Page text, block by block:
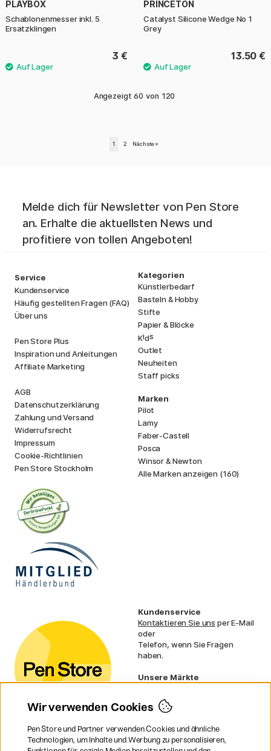
PLAYBOX
Schablonenmesser inkl. 5
Ersatzklingen
3 €
PRINCETON
Catalyst Silicone Wedge No 1
Grey
13.50 €
Angezeigt 60 von 120
1 2 Nächste »
Melde dich für Newsletter von Pen Store
an. Erhalte die aktuellsten News und
profitiere von tollen Angeboten!
Service
Kundenservice
Häufig gestellten Fragen (FAQ)
Über uns
Pen Store Plus
Inspiration und Anleitungen
Affiliate Marketing
AGB
Datenschutzerklärung
Zahlung und Versand
Widerrufsrecht
Impressum
Cookie-Richtlinien
Pen Store Stockholm
Kategorien
Künstlerbedarf
Basteln & Hobby
Stifte
Papier & Blöcke
Kids
Outlet
Neuheiten
Staff picks
Marken
Pilot
Lamy
Faber-Castell
Posca
Winsor & Newton
Alle Marken anzeigen (160)
Kundenservice
Kontaktieren Sie uns per E-Mail
oder
Telefon, wenn Sie Fragen
haben.
Unsere Märkte
Norwegen
Dänemark
Frankreich
Irland
Wir verwenden Cookies
Pen Store und Partner verwenden Cookies und ähnliche
Technologien, um Inhalte und Werbung zu personalisieren,